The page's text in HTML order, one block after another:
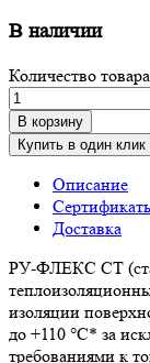
В наличии
Количество
В корзину
Купить в один клик
Описание
Доставка
РУ-ФЛЕКС СТ
изоляции
до +110 °С* за
требованиями к